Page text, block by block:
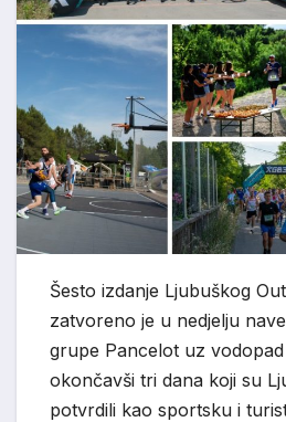
Šesto izdanje Ljubuškog
zatvoreno je u nedjelju
grupe Pancelot uz
okončavši tri dana koji su
potvrdili kao sportsku i